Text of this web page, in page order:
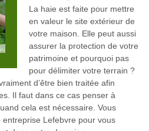
La haie est faite pour mettre
en valeur le site extérieur de
votre maison. Elle peut aussi
assurer la protection de votre
patrimoine et pourquoi pas
pour délimiter votre terrain ?
d’être bien traitée afin
Il faut dans ce cas penser à
cela est nécessaire. Vous
Lefebvre pour vous